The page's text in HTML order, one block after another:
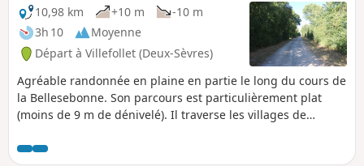
10,98 km
+10 m
-10 m
3h 10
Moyenne
Départ à Villefollet (Deux-Sèvres)
Agréable randonnée en plaine en partie le long du cours de
la Bellesebonne. Son parcours est particulièrement plat
(moins de 9 m de dénivelé). Il traverse les villages de